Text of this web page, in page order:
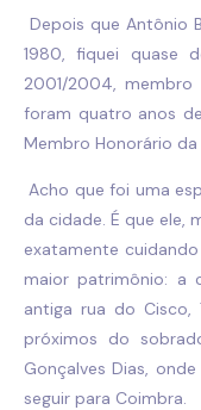
Depois que Antônio
1980, fiquei quase
2001/2004, membro
foram quatro anos
Membro Honorário da
Acho que foi uma
da cidade. É que ele,
exatamente
maior patrimônio: a
antiga rua do Cisco,
próximos do
Gonçalves Dias,
seguir para Coimbra.